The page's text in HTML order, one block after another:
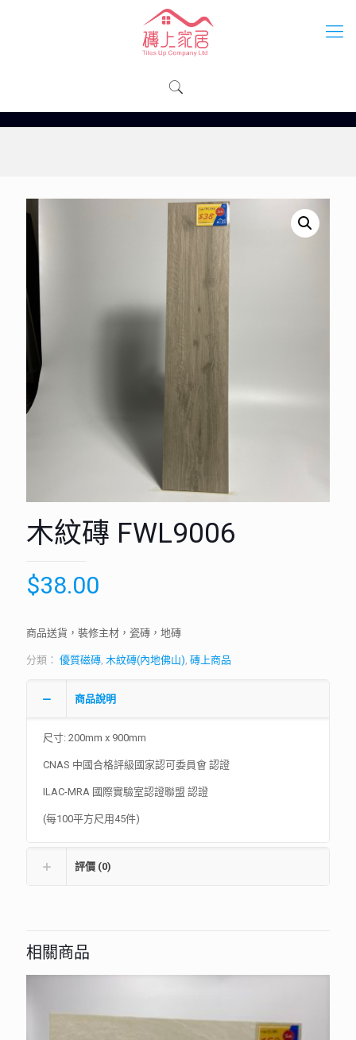
木紋磚 FWL9006
$38.00
商品送貨，裝修主材，瓷磚，地磚
分類： 優質磁磚, 木紋磚(內地佛山), 磚上商品
商品說明
尺寸: 200mm x 900mm
CNAS 中國合格評級國家認可委員會 認證
ILAC-MRA 國際實驗室認證聯盟 認證
(每100平方尺用45件)
評價 (0)
相關商品